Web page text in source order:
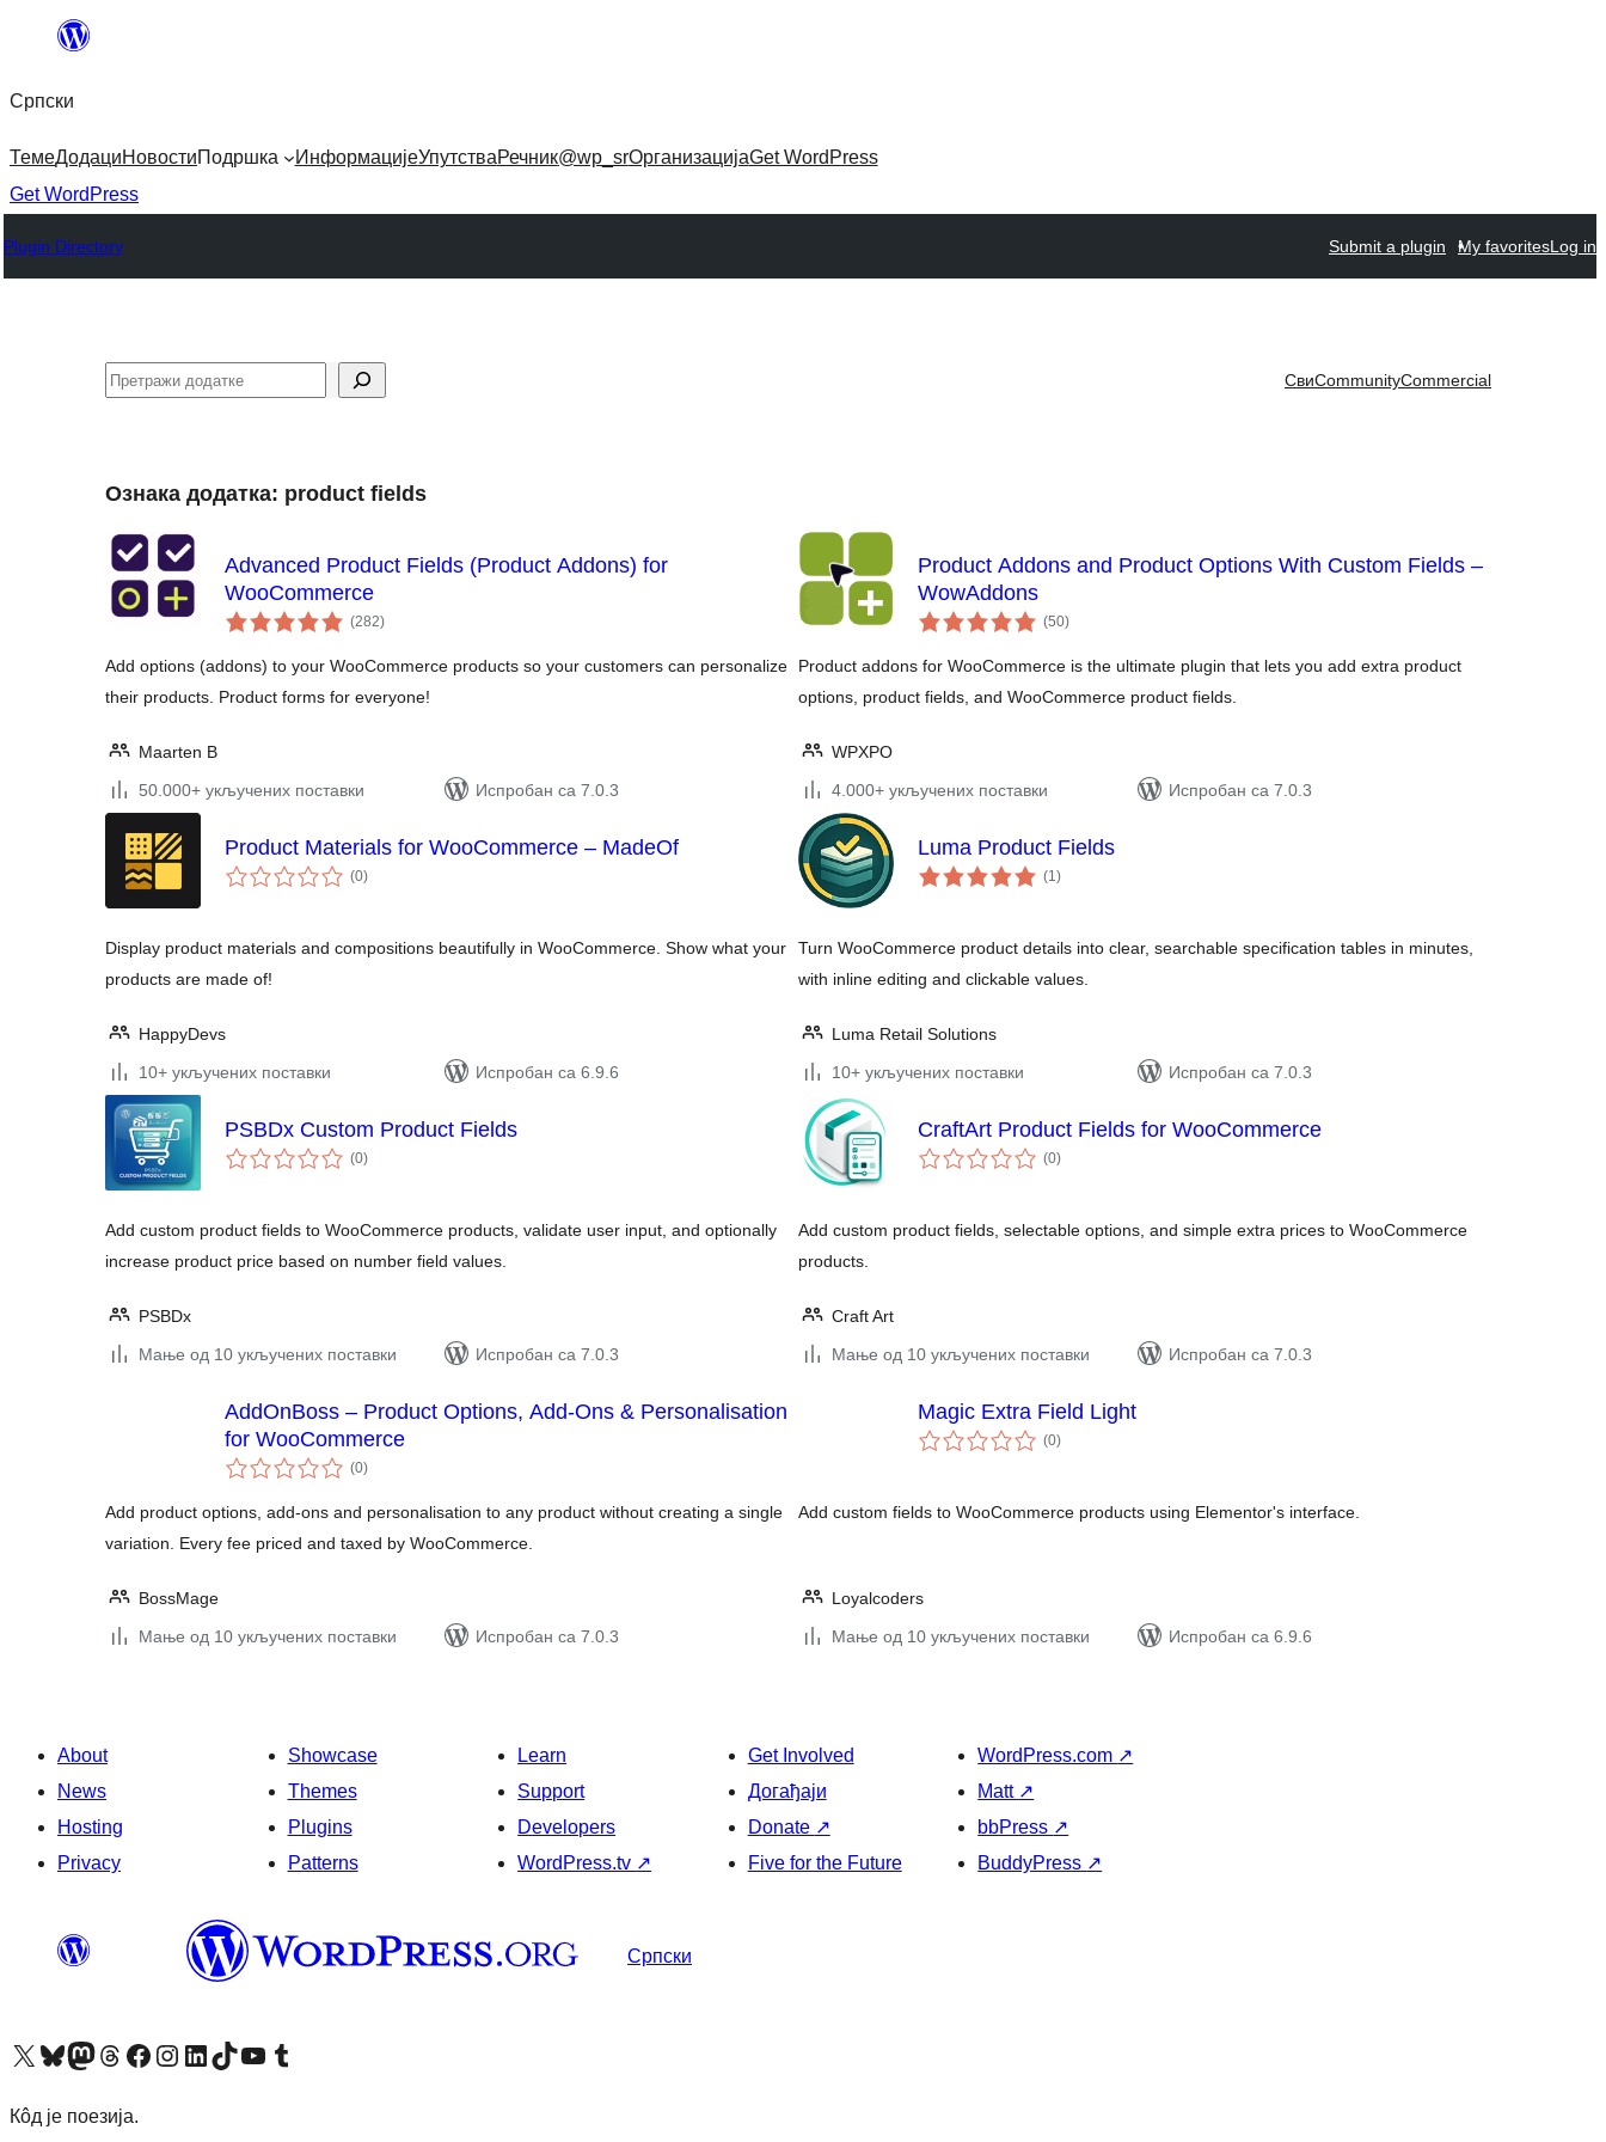
Скочи
садржај
Српски
ТемеДодациНовостиПодршка ИнформацијеУпутстваРечник@wp_srОрганизацијаGet WordPress
Get WordPress
Plugin Directory Submit a plugin My favoritesLog in
Претрага СвиCommunityCommercial
Ознака додатка: product fields
Advanced Product Fields (Product Addons) for
WooCommerce
(282укупних
оцена
)
Add options (addons) to your WooCommerce products so your customers can personalize
their products. Product forms for everyone!
Maarten B
50.000+ укључених поставки
Испробан са 7.0.3
Product Addons and Product Options With Custom Fields –
WowAddons
(50укупних
оцена
)
Product addons for WooCommerce is the ultimate plugin that lets you add extra product
options, product fields, and WooCommerce product fields.
WPXPO
4.000+ укључених поставки
Испробан са 7.0.3
Product Materials for WooCommerce – MadeOf
(0укупних
оцена
)
Display product materials and compositions beautifully in WooCommerce. Show what your
products are made of!
HappyDevs
10+ укључених поставки
Испробан са 6.9.6
Luma Product Fields
(1укупних
оцена
)
Turn WooCommerce product details into clear, searchable specification tables in minutes,
with inline editing and clickable values.
Luma Retail Solutions
10+ укључених поставки
Испробан са 7.0.3
PSBDx Custom Product Fields
(0укупних
оцена
)
Add custom product fields to WooCommerce products, validate user input, and optionally
increase product price based on number field values.
PSBDx
Мање од 10 укључених поставки
Испробан са 7.0.3
CraftArt Product Fields for WooCommerce
(0укупних
оцена
)
Add custom product fields, selectable options, and simple extra prices to WooCommerce
products.
Craft Art
Мање од 10 укључених поставки
Испробан са 7.0.3
AddOnBoss – Product Options, Add-Ons & Personalisation
for WooCommerce
(0укупних
оцена
)
Add product options, add-ons and personalisation to any product without creating a single
variation. Every fee priced and taxed by WooCommerce.
BossMage
Мање од 10 укључених поставки
Испробан са 7.0.3
Magic Extra Field Light
(0укупних
оцена
)
Add custom fields to WooCommerce products using Elementor's interface.
Loyalcoders
Мање од 10 укључених поставки
Испробан са 6.9.6
About
News
Hosting
Privacy
Showcase
Themes
Plugins
Patterns
Learn
Support
Developers
WordPress.tv ↗
Get Involved
Догађаји
Donate ↗
Five for the Future
WordPress.com ↗
Matt ↗
bbPress ↗
BuddyPress ↗
Српски
Visit our X (formerly Twitter) account
Посетите наш Bluesky налог
Visit our Mastodon account
Посетите наш налог на Threads-у Visit our Facebook pageПосетите наш Инстаграм налог
Visit our LinkedIn account
Посетите наш TikTok налог
Visit our YouTube channel
Посетите наш Tumblr налог
Кôд је поезија.